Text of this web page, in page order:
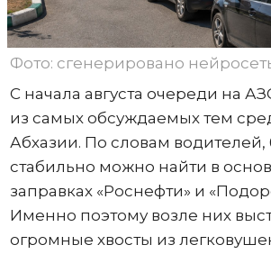
Фото: сгенерировано
С начала августа очереди на
из самых обсуждаемых тем
Абхазии. По словам водителей,
стабильно можно найти в
заправках «Роснефти» и
Именно поэтому возле них
огромные хвосты из